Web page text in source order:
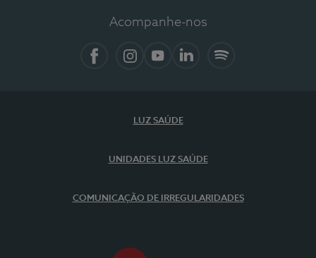
Acompanhe-nos
LUZ SAÚDE
UNIDADES LUZ SAÚDE
COMUNICAÇÃO DE IRREGULARIDADES